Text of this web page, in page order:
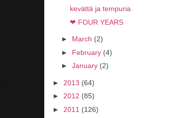
kevättä ja tempuria
❤ FOUR YEARS
► March (2)
► February (4)
► January (2)
► 2013 (64)
► 2012 (85)
► 2011 (126)